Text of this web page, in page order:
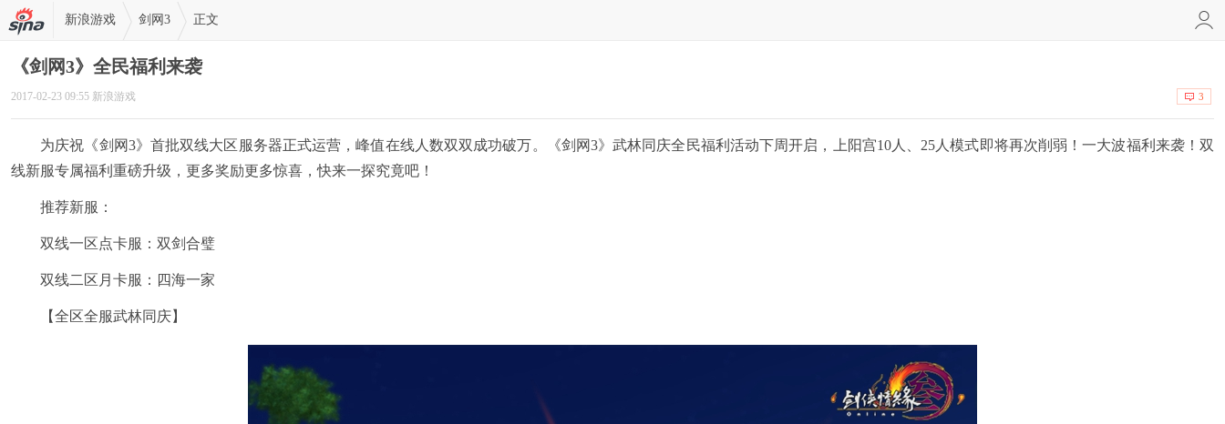
新浪游戏 剑网3 正文
《剑网3》全民福利来袭
2017-02-23 09:55 新浪游戏 3
为庆祝《剑网3》首批双线大区服务器正式运营，峰值在线人数双双成功破万。《剑网3》武林同庆全民福利活动下周开启，上阳宫10人、25人模式即将再次削弱！一大波福利来袭！双
线新服专属福利重磅升级，更多奖励更多惊喜，快来一探究竟吧！
推荐新服：
双线一区点卡服：双剑合璧
双线二区月卡服：四海一家
【全区全服武林同庆】